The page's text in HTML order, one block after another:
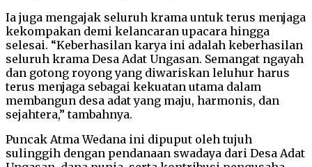
Ia juga mengajak seluruh krama untuk terus menjaga
kekompakan demi kelancaran upacara hingga
selesai. “Keberhasilan karya ini adalah keberhasilan
seluruh krama Desa Adat Ungasan. Semangat ngayah
dan gotong royong yang diwariskan leluhur harus
terus menjaga sebagai kekuatan utama dalam
membangun desa adat yang maju, harmonis, dan
sejahtera,” tambahnya.
Puncak Atma Wedana ini dipuput oleh tujuh
sulinggih dengan pendanaan swadaya dari Desa Adat